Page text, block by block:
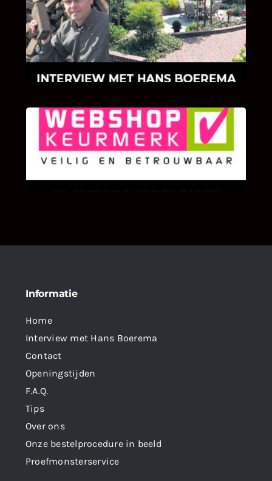
INTERVIEW MET HANS BOEREMA
Hoe Bricks and Stones ontstaan is en wat
Hans Boerema motiveert in de wereld van
klinkers en tegels!
KLANT BEOORDELINGEN
We zijn er zeer op gesteld om te weten wat u
als klant van ons en onze diensten vindt.
Informatie
Home
Interview met Hans Boerema
Contact
Openingstijden
F.A.Q.
Tips
Over ons
Onze bestelprocedure in beeld
Proefmonsterservice